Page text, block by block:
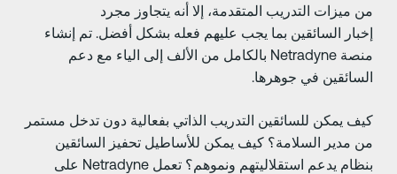
ميزات التدريب المتقدمة، إلا أنه يتجاوز مجرد
السائقين بما يجب عليهم فعله بشكل أفضل. تم إنشاء
منصة Netradyne بالكامل من الألف إلى الياء مع دعم
في جوهرها.
يمكن للسائقين التدريب الذاتي بفعالية دون تدخل مستمر
مدير السلامة؟ كيف يمكن للأساطيل تحفيز السائقين
بنظام يدعم استقلاليتهم ونموهم؟ تعمل Netradyne على